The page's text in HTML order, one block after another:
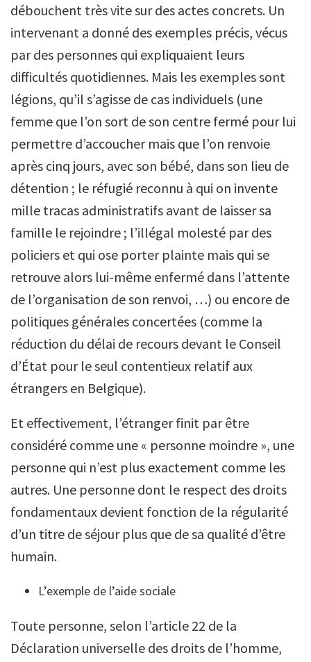
débouchent très vite sur des actes concrets. Un
intervenant a donné des exemples précis, vécus
par des personnes qui expliquaient leurs
difficultés quotidiennes. Mais les exemples sont
légions, qu’il s’agisse de cas individuels (une
femme que l’on sort de son centre fermé pour lui
permettre d’accoucher mais que l’on renvoie
après cinq jours, avec son bébé, dans son lieu de
détention ; le réfugié reconnu à qui on invente
mille tracas administratifs avant de laisser sa
famille le rejoindre ; l’illégal molesté par des
policiers et qui ose porter plainte mais qui se
retrouve alors lui-même enfermé dans l’attente
de l’organisation de son renvoi, …) ou encore de
politiques générales concertées (comme la
réduction du délai de recours devant le Conseil
d’État pour le seul contentieux relatif aux
étrangers en Belgique).
Et effectivement, l’étranger finit par être
considéré comme une « personne moindre », une
personne qui n’est plus exactement comme les
autres. Une personne dont le respect des droits
fondamentaux devient fonction de la régularité
d’un titre de séjour plus que de sa qualité d’être
humain.
L’exemple de l’aide sociale
Toute personne, selon l’article 22 de la
Déclaration universelle des droits de l’homme,